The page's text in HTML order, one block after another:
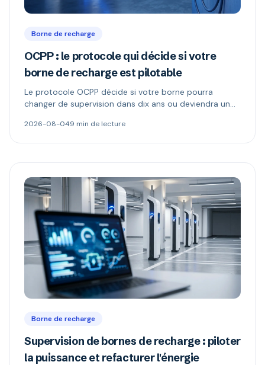
Borne de recharge
OCPP : le protocole qui décide si votre
borne de recharge est pilotable
Le protocole OCPP décide si votre borne pourra
changer de supervision dans dix ans ou deviendra un
versions 1.6 et 2.0.1, et comment repérer une borne «
2026-08-049 min de lecture
Borne de recharge
Supervision de bornes de recharge : piloter
la puissance et refacturer l'énergie